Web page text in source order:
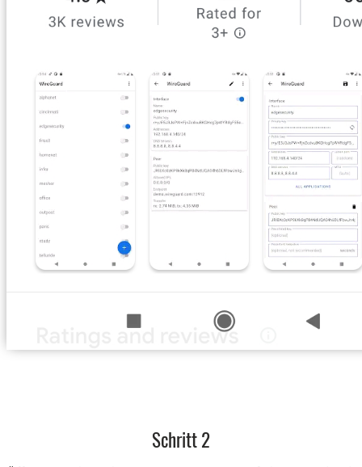
Schritt 2